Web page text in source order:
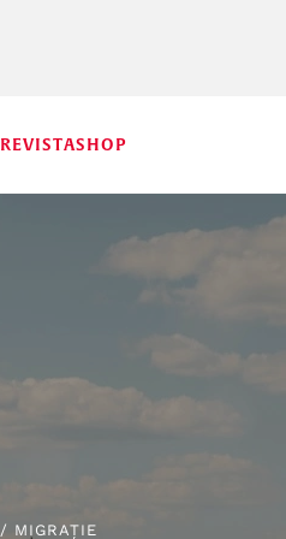
REVISTASHOP
/ MIGRAȚIE